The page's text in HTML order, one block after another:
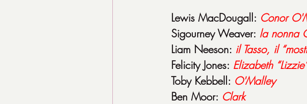
Lewis MacDougall: Conor
Sigourney Weaver: la nonna
Liam Neeson: il Tasso, il
Felicity Jones: Elizabeth
Toby Kebbell: O'Malley
Ben Moor: Clark